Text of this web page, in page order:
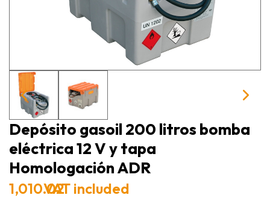
Depósito gasoil 200 litros bomba
eléctrica 12 V y tapa
Homologación ADR
1,010.02VAT included